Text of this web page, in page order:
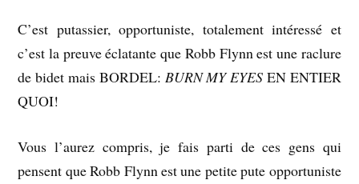
C’est putassier, opportuniste, totalement intéressé et
c’est la preuve éclatante que Robb Flynn est une raclure
de bidet mais BORDEL: BURN MY EYES EN ENTIER
QUOI!
Vous l’aurez compris, je fais parti de ces gens qui
pensent que Robb Flynn est une petite pute opportuniste